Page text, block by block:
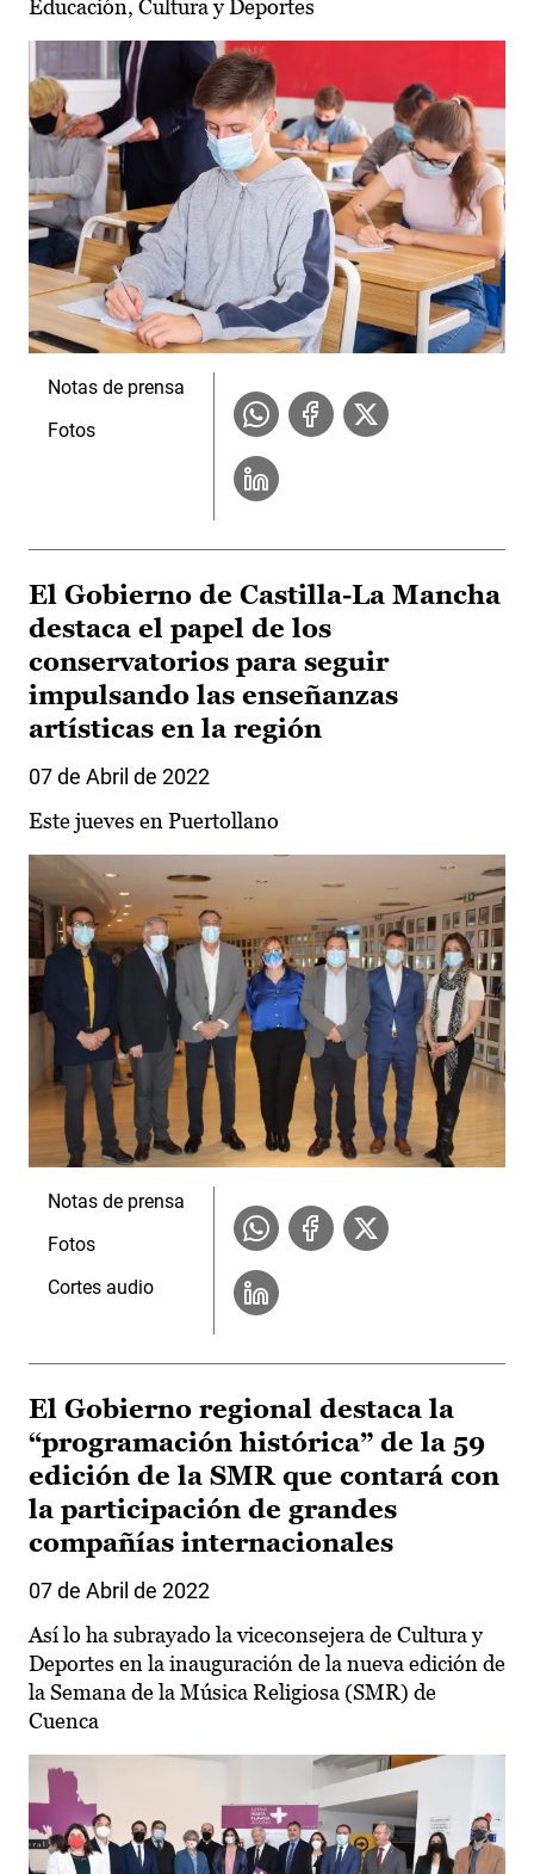
Educación, Cultura y Deportes
Notas de prensa
Fotos
El Gobierno de Castilla-La Mancha
destaca el papel de los
conservatorios para seguir
impulsando las enseñanzas
artísticas en la región
07 de Abril de 2022
Este jueves en Puertollano
Notas de prensa
Fotos
Cortes audio
El Gobierno regional destaca la
“programación histórica” de la 59
edición de la SMR que contará con
la participación de grandes
compañías internacionales
07 de Abril de 2022
Así lo ha subrayado la viceconsejera de Cultura y
Deportes en la inauguración de la nueva edición de
la Semana de la Música Religiosa (SMR) de
Cuenca